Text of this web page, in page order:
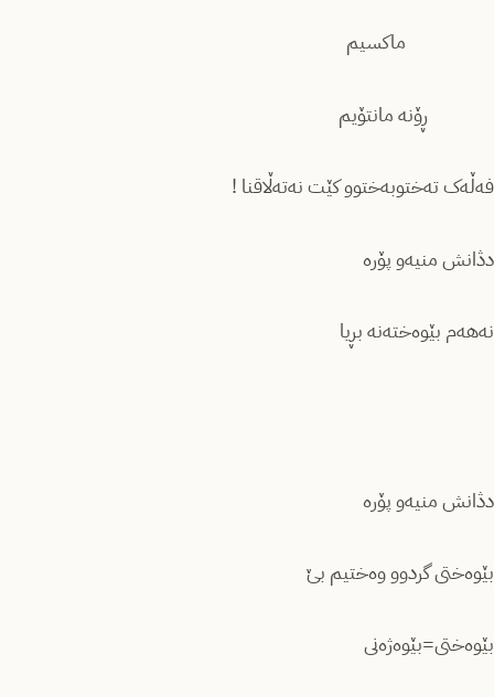
ماکسیم
ڕۆنە مانتۆیم
فەڵەک تەختوبەختوو کێت نەتەڵاقنا !
دڎانش منیەو پۆرە
نەهەم بێوەختەنە بڕیا
دڎانش منیەو پۆرە
بێوەختی گردوو وەختیم بێ
بێوەختی=بێوەژەنی